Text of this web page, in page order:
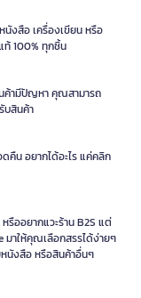
นังสือ เครื่องเขียน หรือ
ท้ 100% ทุกชิ้น
นค้ามีปัญหา คุณสามารถ
บสินค้า
น อยากได้อะไร แค่คลิก
รืออยากแวะร้าน B2S แต่
มาให้คุณเลือกสรรได้ง่ายๆ
นังสือ หรือสินค้าอื่นๆ